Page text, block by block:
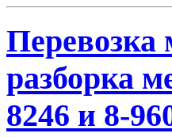
Перевозка
разборка
8246 и 8-